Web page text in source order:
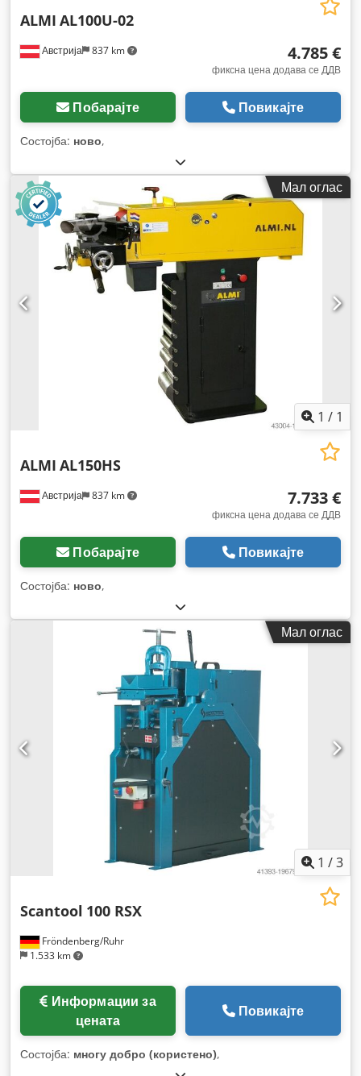
Австрија 837 km
ALMI AL100U-02
4.785 €
фиксна цена додава се ДДВ
Побарајте Повикајте
Состојба: ново,
Мал оглас
1 / 1
Австрија 837 km
ALMI AL150HS
7.733 €
фиксна цена додава се ДДВ
Побарајте Повикајте
Состојба: ново,
Мал оглас
1 /3
Fröndenberg/Ruhr
1.533 km
Scantool 100 RSX
цената
Повикајте
Состојба: многу добро (користено),